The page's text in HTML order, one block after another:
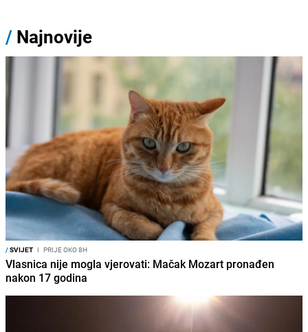
/ Najnovije
/SVIJET I PRIJE OKO 8H
Vlasnica nije mogla vjerovati: Mačak Mozart pronađen
nakon 17 godina